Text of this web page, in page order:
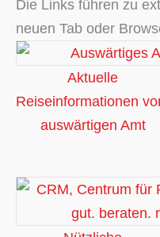
Die Links führen zu
neuen Tab oder
Aktuelle
Reiseinformationen
auswärtigen Amt